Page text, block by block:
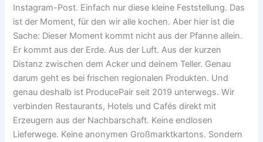
Instagram-Post. Einfach nur diese kleine Feststellung. Das
ist der Moment, für den wir alle kochen. Aber hier ist die
Sache: Dieser Moment kommt nicht aus der Pfanne allein.
Er kommt aus der Erde. Aus der Luft. Aus der kurzen
Distanz zwischen dem Acker und deinem Teller. Genau
darum geht es bei frischen regionalen Produkten. Und
genau deshalb ist ProducePair seit 2019 unterwegs. Wir
verbinden Restaurants, Hotels und Cafés direkt mit
Erzeugern aus der Nachbarschaft. Keine endlosen
Lieferwege. Keine anonymen Großmarktkartons. Sondern